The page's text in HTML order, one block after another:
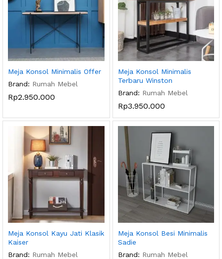
Meja Konsol Minimalis Offer
Brand: Rumah Mebel
Rp2.950.000
Meja Konsol Minimalis
Terbaru Winston
Brand: Rumah Mebel
Rp3.950.000
Meja Konsol Kayu Jati Klasik
Kaiser
Brand: Rumah Mebel
Meja Konsol Besi Minimalis
Sadie
Brand: Rumah Mebel